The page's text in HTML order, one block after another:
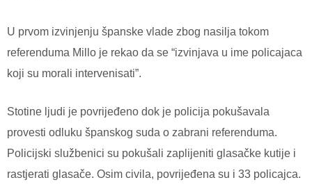
U prvom izvinjenju španske vlade zbog nasilja tokom
referenduma Millo je rekao da se “izvinjava u ime policajaca
koji su morali intervenisati”.
Stotine ljudi je povrijeđeno dok je policija pokušavala
provesti odluku španskog suda o zabrani referenduma.
Policijski službenici su pokušali zaplijeniti glasačke kutije i
rastjerati glasače. Osim civila, povrijeđena su i 33 policajca.